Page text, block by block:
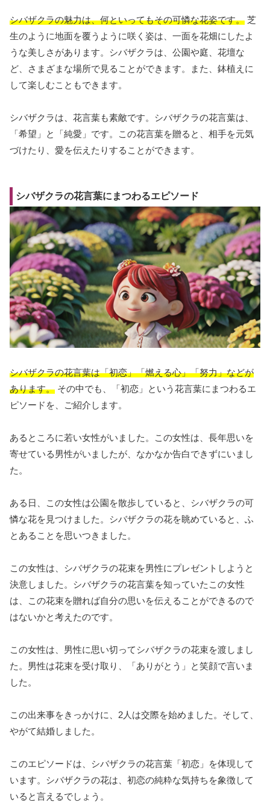
シバザクラの魅力は、何といってもその可憐な花姿です。 芝
生のように地面を覆うように咲く姿は、一面を花畑にしたよ
うな美しさがあります。シバザクラは、公園や庭、花壇な
ど、さまざまな場所で見ることができます。また、鉢植えに
して楽しむこともできます。
シバザクラは、花言葉も素敵です。シバザクラの花言葉は、
「希望」と「純愛」です。この花言葉を贈ると、相手を元気
づけたり、愛を伝えたりすることができます。
シバザクラの花言葉にまつわるエピソード
シバザクラの花言葉は「初恋」「燃える心」「努力」などが
あります。 その中でも、「初恋」という花言葉にまつわるエ
ピソードを、ご紹介します。
あるところに若い女性がいました。この女性は、長年思いを
寄せている男性がいましたが、なかなか告白できずにいまし
た。
ある日、この女性は公園を散歩していると、シバザクラの可
憐な花を見つけました。シバザクラの花を眺めていると、ふ
とあることを思いつきました。
この女性は、シバザクラの花束を男性にプレゼントしようと
決意しました。シバザクラの花言葉を知っていたこの女性
は、この花束を贈れば自分の思いを伝えることができるので
はないかと考えたのです。
この女性は、男性に思い切ってシバザクラの花束を渡しまし
た。男性は花束を受け取り、「ありがとう」と笑顔で言いま
した。
この出来事をきっかけに、2人は交際を始めました。そして、
やがて結婚しました。
このエピソードは、シバザクラの花言葉「初恋」を体現して
います。シバザクラの花は、初恋の純粋な気持ちを象徴して
いると言えるでしょう。